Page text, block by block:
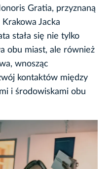
Gratia, przyznaną
Jacka
stała się nie tylko
obu miast, ale również
wnosząc
kontaktów między
i środowiskami obu